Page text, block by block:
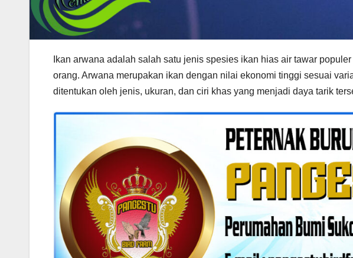
Ikan arwana adalah salah satu jenis spesies ikan hias air tawar
orang. Arwana merupakan ikan dengan nilai ekonomi tinggi sesuai
ditentukan oleh jenis, ukuran, dan ciri khas yang menjadi daya tarik